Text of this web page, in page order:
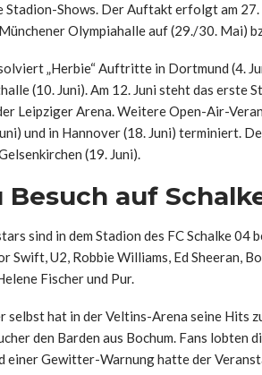
Stadion-Shows. Der Auftakt erfolgt am
Olympiahalle auf (29./30. Mai)
„Herbie“ Auftritte in Dortmund (4.
(10. Juni). Am 12. Juni steht das erste
Leipziger Arena. Weitere Open-Air-
und in Hannover (18. Juni) terminiert.
(19. Juni).
Besuch auf
sind in dem Stadion des FC Schalke
Swift, U2, Robbie Williams, Ed Sheeran,
Fischer und Pur.
selbst hat in der Veltins-Arena seine Hits
den Barden aus Bochum. Fans lobten
einer Gewitter-Warnung hatte der